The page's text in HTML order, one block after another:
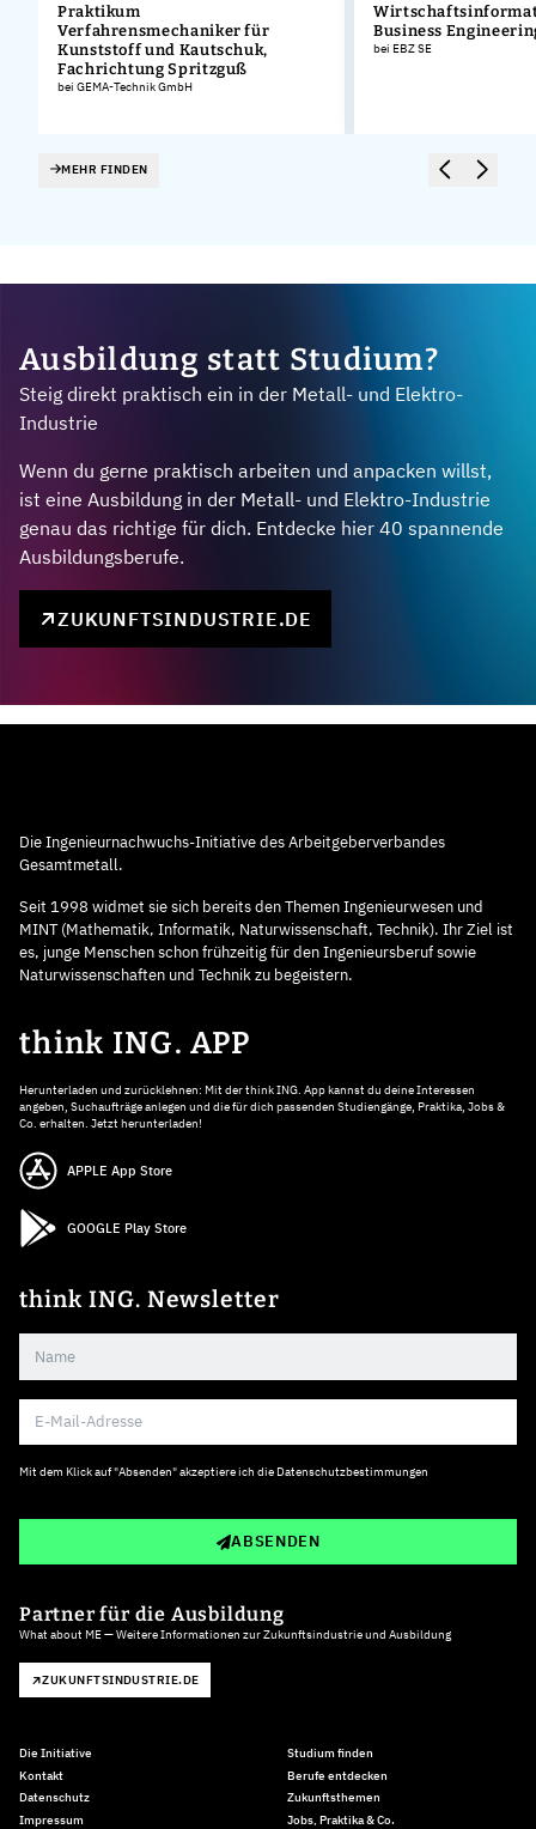
Praktikum
Verfahrensmechaniker für
Kunststoff und Kautschuk,
Fachrichtung Spritzguß
bei GEMA-Technik GmbH
Business
bei EBZ SE
MEHR FINDEN
Ausbildung statt Studium?
Steig direkt praktisch ein in der Metall- und Elektro-
Industrie
Wenn du gerne praktisch arbeiten und anpacken willst,
ist eine Ausbildung in der Metall- und Elektro-Industrie
genau das richtige für dich. Entdecke hier 40 spannende
Ausbildungsberufe.
ZUKUNFTSINDUSTRIE.DE
Die Ingenieurnachwuchs-Initiative des Arbeitgeberverbandes
Gesamtmetall.
Seit 1998 widmet sie sich bereits den Themen Ingenieurwesen und
MINT (Mathematik, Informatik, Naturwissenschaft, Technik). Ihr Ziel ist
es, junge Menschen schon frühzeitig für den Ingenieursberuf sowie
Naturwissenschaften und Technik zu begeistern.
think ING. APP
Herunterladen und zurücklehnen: Mit der think ING. App kannst du deine Interessen
angeben, Suchaufträge anlegen und die für dich passenden Studiengänge, Praktika, Jobs &
Co. erhalten. Jetzt herunterladen!
APPLE App Store
GOOGLE Play Store
think ING. Newsletter
Mit dem Klick auf "Absenden" akzeptiere ich die Datenschutzbestimmungen
ABSENDEN
Partner für die Ausbildung
What about ME — Weitere Informationen zur Zukunftsindustrie und Ausbildung
ZUKUNFTSINDUSTRIE.DE
Die Initiative
Kontakt
Datenschutz
Impressum
Studium finden
Berufe entdecken
Zukunftsthemen
Jobs, Praktika & Co.